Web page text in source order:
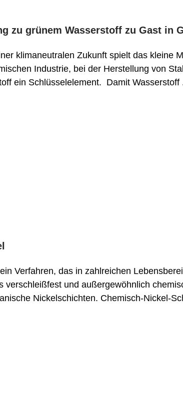
zu grünem Wasserstoff zu Gast in
klimaneutralen Zukunft spielt das kleine
Industrie, bei der Herstellung von
ein Schlüsselelement. Damit Wasserstoff
Verfahren, das in zahlreichen
verschleißfest und außergewöhnlich
Nickelschichten. Chemisch-Nickel-